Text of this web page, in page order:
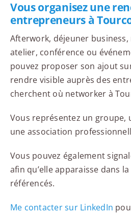
Vous organisez une
entrepreneurs à
Afterwork, déjeuner
atelier, conférence ou
pouvez proposer son ajout
rendre visible auprès des
cherchent où networker à
Vous représentez un groupe,
une association
Vous pouvez également
afin qu’elle apparaisse dans
référencés.
Me contacter sur LinkedIn